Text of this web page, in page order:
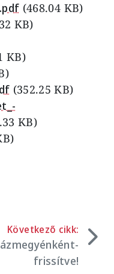
(468.04 KB)
KB)
KB)
(352.25 KB)
KB)
Következő cikk:
frissítve!